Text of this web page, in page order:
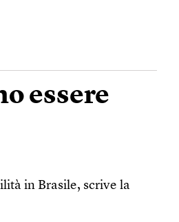
essere
in Brasile, scrive la